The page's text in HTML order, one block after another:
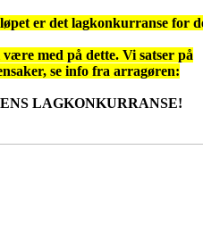
er det lagkonkurranse for
med på dette. Vi satser på
se info fra arragøren:
LAGKONKURRANSE!